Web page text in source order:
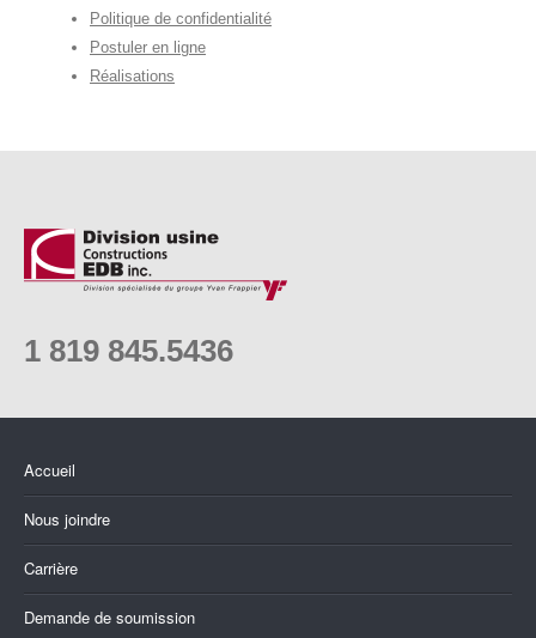
Politique de confidentialité
Postuler en ligne
Réalisations
1 819 845.5436
Accueil
Nous joindre
Carrière
Demande de soumission